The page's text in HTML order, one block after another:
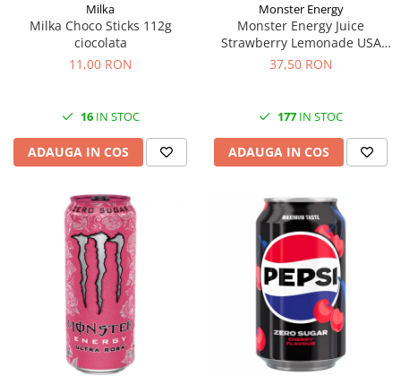
Milka
Milka Choco Sticks 112g
ciocolata
11,00 RON
16IN STOC
ADAUGA IN COS
Monster Energy
Monster Energy Juice
Strawberry Lemonade USA
473ml
37,50 RON
177 IN STOC
ADAUGA IN COS